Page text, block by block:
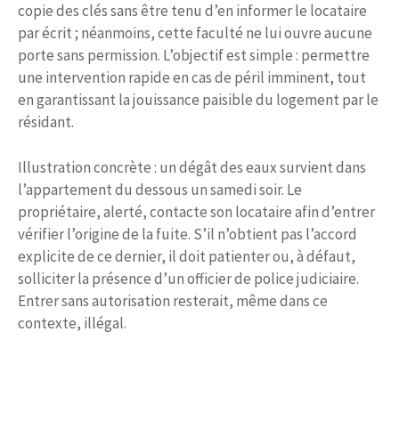
copie des clés sans être tenu d’en informer le locataire
par écrit ; néanmoins, cette faculté ne lui ouvre aucune
porte sans permission. L’objectif est simple : permettre
une intervention rapide en cas de péril imminent, tout
en garantissant la jouissance paisible du logement par le
résidant.
Illustration concrète : un dégât des eaux survient dans
l’appartement du dessous un samedi soir. Le
propriétaire, alerté, contacte son locataire afin d’entrer
vérifier l’origine de la fuite. S’il n’obtient pas l’accord
explicite de ce dernier, il doit patienter ou, à défaut,
solliciter la présence d’un officier de police judiciaire.
Entrer sans autorisation resterait, même dans ce
contexte, illégal.